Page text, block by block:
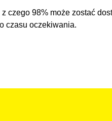
czego 98% może zostać
czasu oczekiwania.